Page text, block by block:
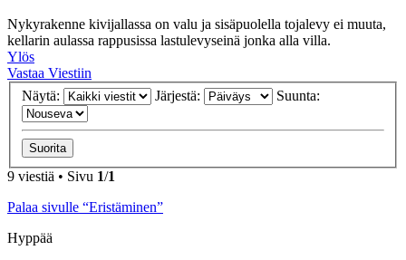
Nykyrakenne kivijallassa on valu ja sisäpuolella tojalevy ei muuta,
kellarin aulassa rappusissa lastulevyseinä jonka alla villa.
Ylös
Vastaa Viestiin
Näytä:
Järjestä: Suunta:
9 viestiä • Sivu 1/1
Palaa sivulle “Eristäminen”
Hyppää